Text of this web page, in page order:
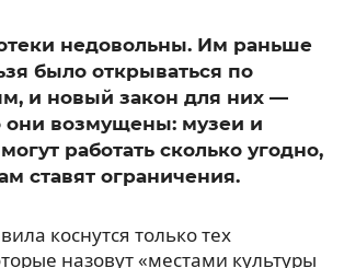
недовольны. Им раньше
было открываться по
и новый закон для них —
они возмущены: музеи и
работать сколько угодно,
ставят ограничения.
коснутся только тех
назовут «местами культуры